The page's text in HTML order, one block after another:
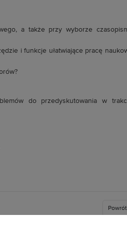
a także przy wyborze
i funkcje ułatwiające pracę
do przedyskutowania w
Powrót